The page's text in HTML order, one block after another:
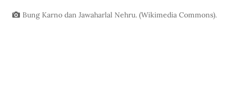
Bung Karno dan Jawaharlal Nehru. (Wikimedia Commons).